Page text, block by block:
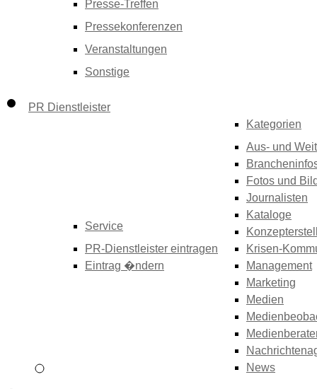
Presse-Treffen
Pressekonferenzen
Veranstaltungen
Sonstige
PR Dienstleister
Service
PR-Dienstleister eintragen
Eintrag �ndern
Kategorien
Aus- und
Fotos und
Journalisten
Kataloge
Krisen-
Management
Marketing
Medien
News